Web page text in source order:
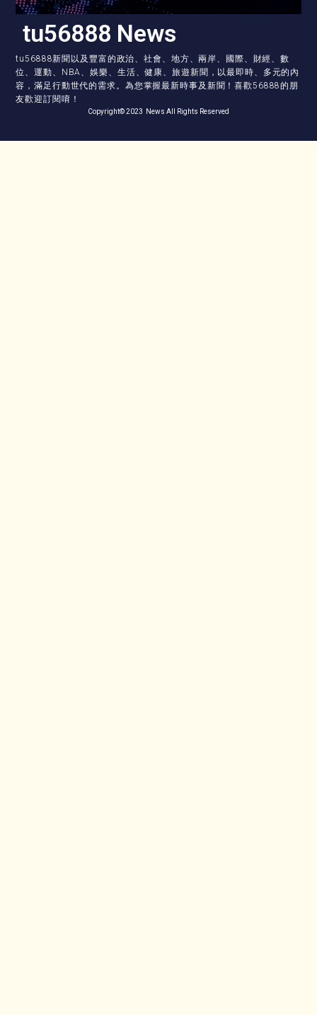
tu56888 News
tu56888新聞以及豐富的政治、社會、地方、兩岸、國際、財經、數
位、運動、NBA、娛樂、生活、健康、旅遊新聞，以最即時、多元的內
容，滿足行動世代的需求。為您掌握最新時事及新聞！喜歡56888的朋
友歡迎訂閱唷！
Copyright© 2023 News All Rights Reserved